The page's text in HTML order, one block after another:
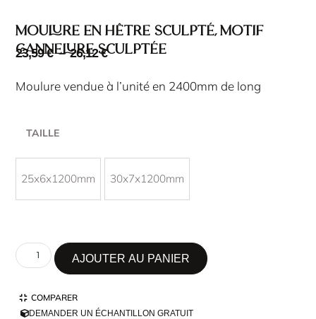
Moulure en hêtre sculpté, motif
cannelure sculptée
23,59€–26,12€
Moulure vendue à l’unité en 2400mm de long
TAILLE
25x6x1200mm 30x7x1200mm
AJOUTER AU PANIER
COMPARER
DEMANDER UN ÉCHANTILLON GRATUIT